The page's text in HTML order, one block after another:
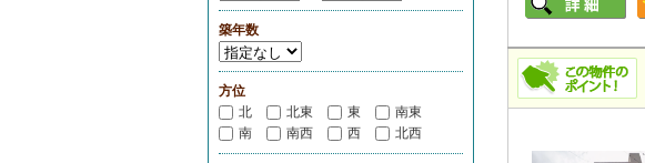
築年数
方位
北
北東 東
南東
南
南西 西 北西